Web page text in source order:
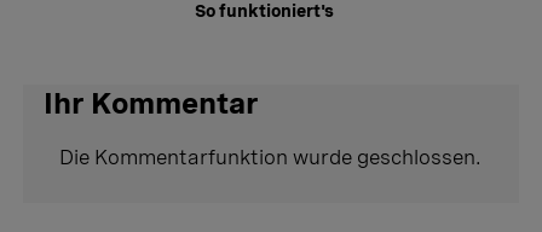
So funktioniert's
Ihr Kommentar
Die Kommentarfunktion wurde geschlossen.